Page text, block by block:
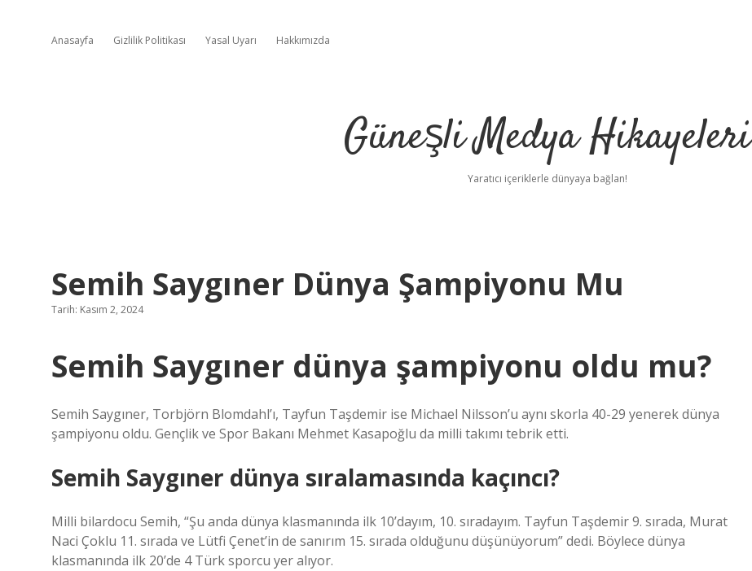
Anasayfa Gizlilik Politikası Yasal Uyarı Hakkımızda
Güneşli Medya Hikayeleri
Yaratıcı içeriklerle dünyaya bağlan!
Semih Saygıner Dünya Şampiyonu Mu
Tarih: Kasım 2, 2024
Semih Saygıner dünya şampiyonu oldu mu?
Semih Saygıner, Torbjörn Blomdahl’ı, Tayfun Taşdemir ise Michael Nilsson’u aynı skorla 40-29 yenerek dünya
şampiyonu oldu. Gençlik ve Spor Bakanı Mehmet Kasapoğlu da milli takımı tebrik etti.
Semih Saygıner dünya sıralamasında kaçıncı?
Milli bilardocu Semih, “Şu anda dünya klasmanında ilk 10’dayım, 10. sıradayım. Tayfun Taşdemir 9. sırada, Murat
Naci Çoklu 11. sırada ve Lütfi Çenet’in de sanırım 15. sırada olduğunu düşünüyorum” dedi. Böylece dünya
klasmanında ilk 20’de 4 Türk sporcu yer alıyor.